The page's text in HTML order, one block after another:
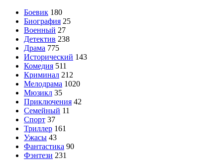
Боевик 180
Биография 25
Военный 27
Детектив 238
Драма 775
Исторический 143
Комедия 511
Криминал 212
Мелодрама 1020
Мюзикл 35
Приключения 42
Семейный 11
Спорт 37
Триллер 161
Ужасы 43
Фантастика 90
Фэнтези 231